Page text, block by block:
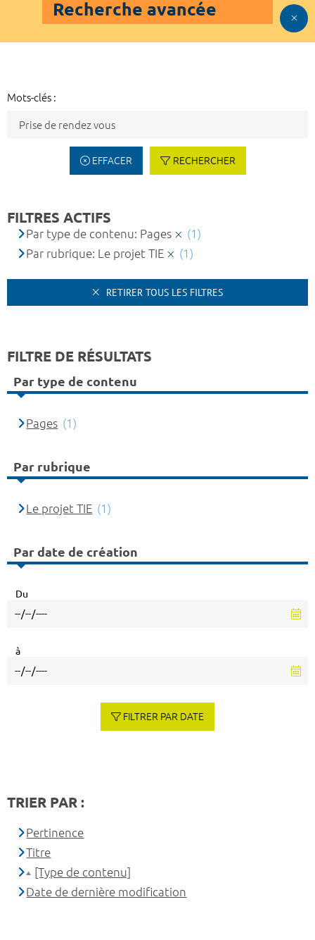
Recherche avancée
Mots-clés :
EFFACER RECHERCHER
FILTRES ACTIFS
Par type de contenu: Pages
(1)
Par rubrique: Le projet TIE
(1)
RETIRER TOUS LES FILTRES
FILTRE DE RÉSULTATS
Par type de contenu
Pages (1)
Par rubrique
Le projet TIE (1)
Par date de création
Du
à
FILTRER PAR DATE
TRIER PAR :
Pertinence
Titre
[Type de contenu]
Date de dernière modification